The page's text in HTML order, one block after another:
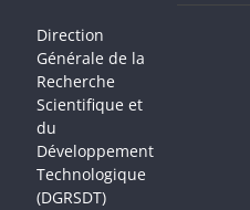
Direction
Générale de la
Recherche
Scientifique et
du
Développement
Technologique
(DGRSDT)